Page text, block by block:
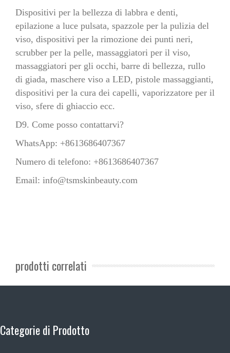
Dispositivi per la bellezza di labbra e denti,
epilazione a luce pulsata, spazzole per la pulizia del
viso, dispositivi per la rimozione dei punti neri,
scrubber per la pelle, massaggiatori per il viso,
massaggiatori per gli occhi, barre di bellezza, rullo
di giada, maschere viso a LED, pistole massaggianti,
dispositivi per la cura dei capelli, vaporizzatore per il
viso, sfere di ghiaccio ecc.
D9. Come posso contattarvi?
WhatsApp: +8613686407367
Numero di telefono: +8613686407367
Email: info@tsmskinbeauty.com
prodotti correlati
Categorie di Prodotto